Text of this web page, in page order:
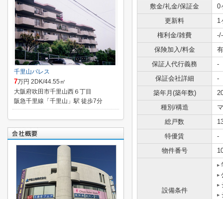
敷金/礼金/保証金
0
更新料
1
権利金/雑費
-/-
保険加入/料金
保証人代行義務
-
保証会社詳細
-
築年月(築年数)
種別/構造
総戸数
特優賃
-
物件番号
設備条件
千里山パレス
7万円 2DK/44.55㎡
大阪府吹田市千里山西６丁目
阪急千里線「千里山」駅 徒歩7分